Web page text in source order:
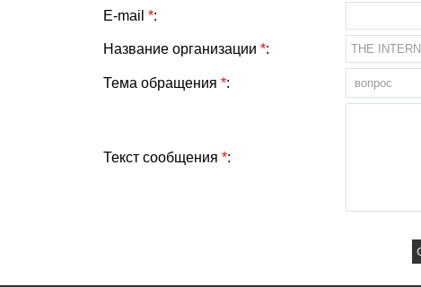
E-mail *:
Название организации *:
Тема обращения *:
Текст сообщения *: